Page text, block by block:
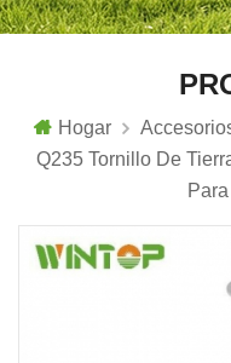
Hogar
Q235 Tornillo De